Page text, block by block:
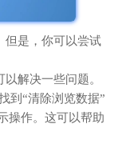
但是，你可以尝试
解决一些问题。
到“清除浏览数据”
操作。这可以帮助